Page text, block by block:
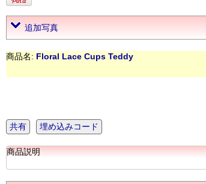
追加写真
商品名: Floral Lace Cups Teddy
共有 埋め込みコード
商品説明